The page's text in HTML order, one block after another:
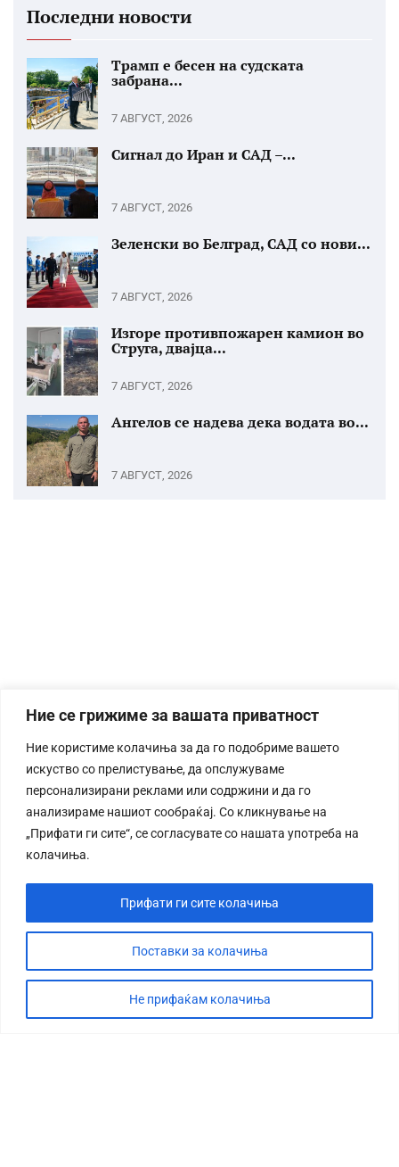
Ние се грижиме за вашата приватност
Ние користиме колачиња за да го подобриме вашето
искуство со прелистување, да опслужуваме
персонализирани реклами или содржини и да го
анализираме нашиот сообраќај. Со кликнување на
„Прифати ги сите“, се согласувате со нашата употреба на
колачиња.
Поставки за колачиња
Не прифаќам колачиња
Прифати ги сите колачиња
Последни новости
Трамп е бесен на судската
забрана...
7 АВГУСТ, 2026
Сигнал до Иран и САД –...
7 АВГУСТ, 2026
Зеленски во Белград, САД со нови...
7 АВГУСТ, 2026
Изгоре противпожарен камион во
Струга, двајца...
7 АВГУСТ, 2026
Ангелов се надева дека водата во...
7 АВГУСТ, 2026